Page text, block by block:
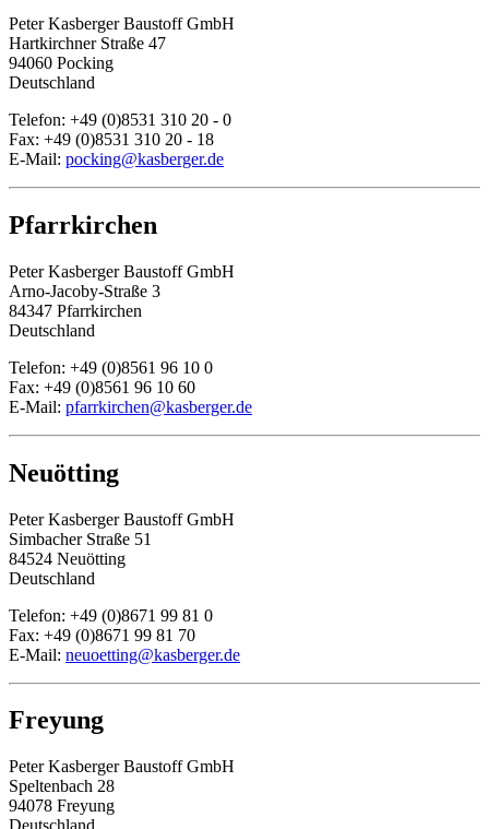
Peter Kasberger Baustoff GmbH
Hartkirchner Straße 47
94060 Pocking
Deutschland
Telefon: +49 (0)8531 310 20 - 0
Fax: +49 (0)8531 310 20 - 18
E-Mail: pocking@kasberger.de
Pfarrkirchen
Peter Kasberger Baustoff GmbH
Arno-Jacoby-Straße 3
84347 Pfarrkirchen
Deutschland
Telefon: +49 (0)8561 96 10 0
Fax: +49 (0)8561 96 10 60
E-Mail: pfarrkirchen@kasberger.de
Neuötting
Peter Kasberger Baustoff GmbH
Simbacher Straße 51
84524 Neuötting
Deutschland
Telefon: +49 (0)8671 99 81 0
Fax: +49 (0)8671 99 81 70
E-Mail: neuoetting@kasberger.de
Freyung
Peter Kasberger Baustoff GmbH
Speltenbach 28
94078 Freyung